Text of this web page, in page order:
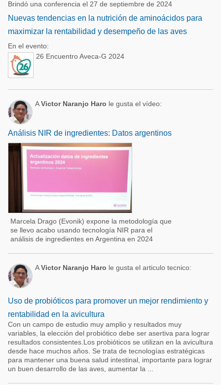
Brindó una conferencia el 27 de septiembre de 2024
Nuevas tendencias en la nutrición de aminoácidos para
maximizar la rentabilidad y desempeño de las aves
En el evento:
26 Encuentro Aveca-G 2024
AVictor Naranjo Haro le gusta el vídeo:
Análisis NIR de ingredientes: Datos argentinos
Marcela Drago (Evonik) expone la metodología que
se llevo acabo usando tecnología NIR para el
análisis de ingredientes en Argentina en 2024
AVictor Naranjo Haro le gusta el articulo tecnico:
Uso de probióticos para promover un mejor rendimiento y
rentabilidad en la avicultura
Con un campo de estudio muy amplio y resultados muy
variables, la elección del probiótico debe ser asertiva para lograr
resultados consistentes.Los probióticos se utilizan en la avicultura
desde hace muchos años. Se trata de tecnologías estratégicas
para mantener una buena salud intestinal, importante para lograr
un buen desarrollo de las aves, aumentar la ...